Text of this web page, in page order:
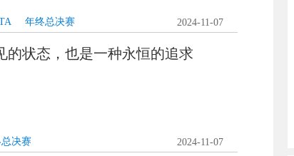
年终总决赛 2024-11-07
的状态，也是一种永恒的追求
决赛 2024-11-07